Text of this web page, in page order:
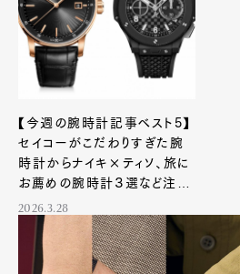
【今週の腕時計記事ベスト5】
セイコーがこだわりすぎた腕
時計からナイキ×ティソ、旅に
お薦めの腕時計３選など注目
トピックが勢揃い！
2026.3.28